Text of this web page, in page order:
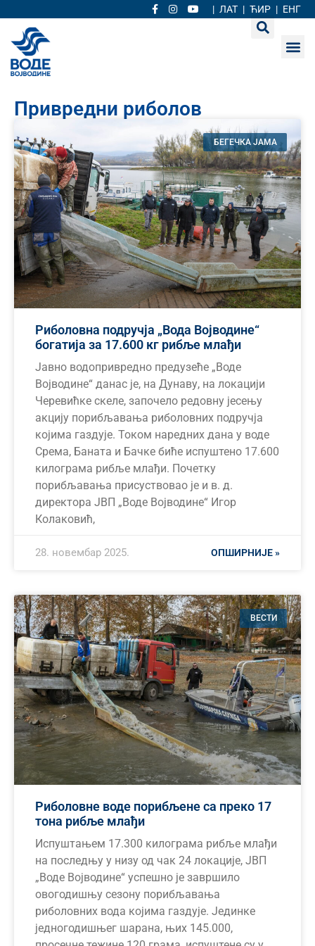
| ЛАТ | ЋИР | ЕНГ
Привредни риболов
БЕГЕЧКА ЈАМА
Риболовна подручја „Вода Војводине“
богатија за 17.600 кг рибље млађи
Јавно водопривредно предузеће „Воде
Војводине“ данас је, на Дунаву, на локацији
Черевићке скеле, започело редовну јесењу
акцију порибљавања риболовних подручја
којима газдује. Током наредних дана у воде
Срема, Баната и Бачке биће испуштено 17.600
килограма рибље млађи. Почетку
порибљавања присуствовао је и в. д.
директора ЈВП „Воде Војводине“ Игор
Колаковић,
ОПШИРНИЈЕ »
28. новембар 2025.
ВЕСТИ
Риболовне воде порибљене са преко 17
тона рибље млађи
Испуштањем 17.300 килограма рибље млађи
на последњу у низу од чак 24 локације, ЈВП
„Воде Војводине“ успешно је завршило
овогодишњу сезону порибљавања
риболовних вода којима газдује. Јединке
једногодишњег шарана, њих 145.000,